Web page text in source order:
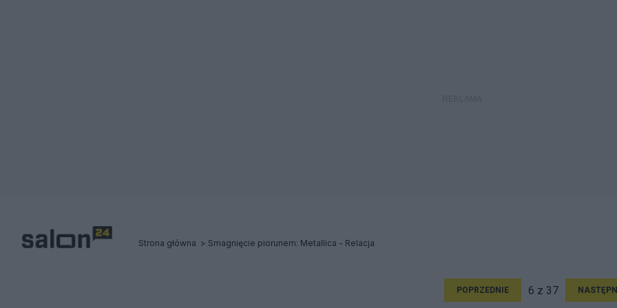
Strona główna Smagnięcie piorunem: Metallica - Relacja
POPRZEDNIE 6 z 37